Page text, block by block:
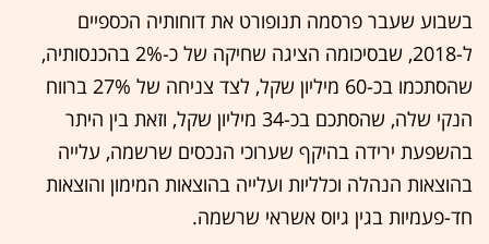
בשבוע שעבר פרסמה תנופורט את דוחותיה הכספיים
ל-2018, שבסיכומה הציגה שחיקה של כ-2% בהכנסותיה,
שהסתכמו בכ-60 מיליון שקל, לצד צניחה של 27% ברווח
הנקי שלה, שהסתכם בכ-34 מיליון שקל, וזאת בין היתר
בהשפעת ירידה בהיקף שערוכי הנכסים שרשמה, עלייה
בהוצאות הנהלה וכלליות ועלייה בהוצאות המימון והוצאות
חד-פעמיות בגין גיוס אשראי שרשמה.